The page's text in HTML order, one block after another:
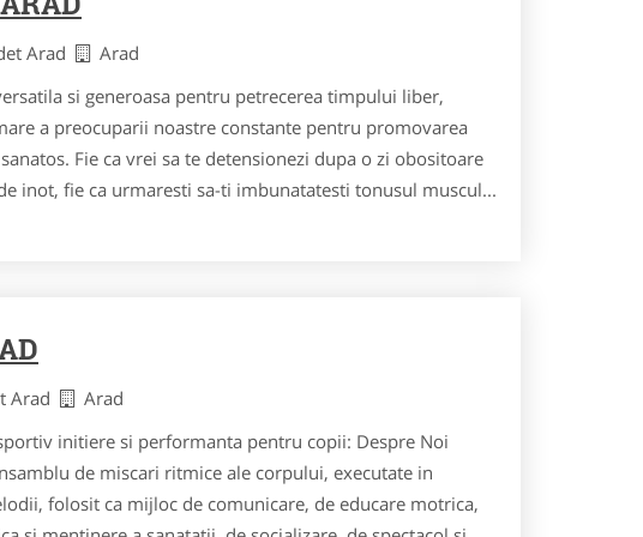
Arad
Arad
si generoasa pentru petrecerea timpului liber,
a preocuparii noastre constante pentru promovarea
Fie ca vrei sa te detensionezi dupa o zi obositoare
inot, fie ca urmaresti sa-ti imbunatatesti tonusul muscul...
Arad
Arad
initiere si performanta pentru copii: Despre Noi
de miscari ritmice ale corpului, executate in
folosit ca mijloc de comunicare, de educare motrica,